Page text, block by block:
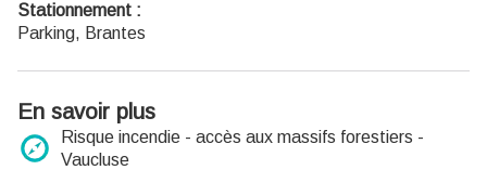
Stationnement :
Parking, Brantes
En savoir plus
Risque incendie - accès aux massifs forestiers -
Vaucluse